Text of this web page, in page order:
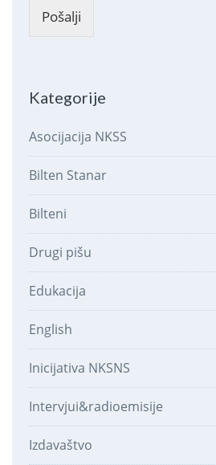
Pošalji
Kategorije
Asocijacija NKSS
Bilten Stanar
Bilteni
Drugi pišu
Edukacija
English
Inicijativa NKSNS
Intervjui&radioemisije
Izdavaštvo